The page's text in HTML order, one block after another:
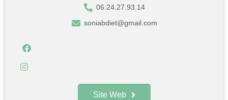
06.24.27.93.14
soniabdiet@gmail.com
Site Web